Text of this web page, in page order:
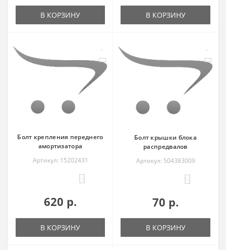
В КОРЗИНУ В КОРЗИНУ
Болт крепления переднего
амортизатора
Артикул: 15202431
620 р.
В КОРЗИНУ
Болт крышки блока
распредвалов
Артикул: 504383009
70 р.
В КОРЗИНУ